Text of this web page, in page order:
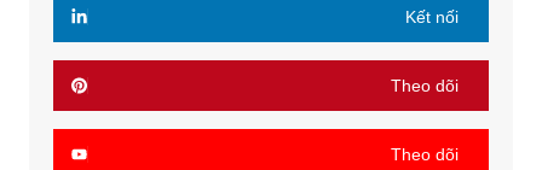
Kết nối
Theo dõi
Theo dõi